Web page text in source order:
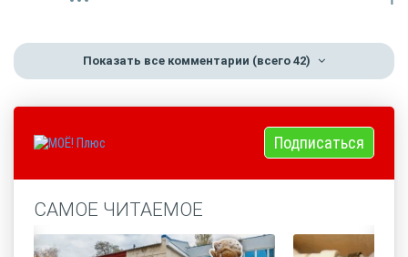
Показать все комментарии (всего 42)
Подписаться
САМОЕ ЧИТАЕМОЕ